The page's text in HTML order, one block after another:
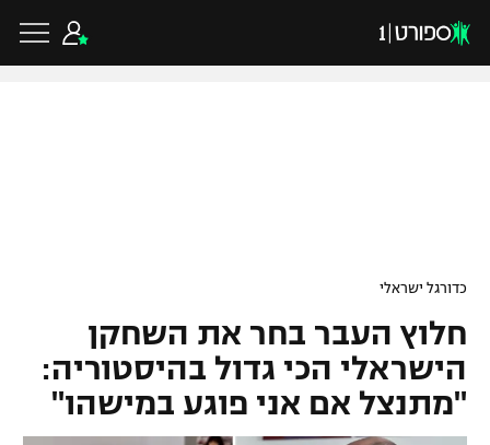
גביע הטוטו
ליגיונרים
ליגת האלופות
ליגה אירופית
ליגה אנגלית
כדורסל ישראלי
ליגת ווינר סל
כדורסל עולמי
כדורגל ישראלי
חלוץ העבר בחר את השחקן
הישראלי הכי גדול בהיסטוריה:
"מתנצל אם אני פוגע במישהו"